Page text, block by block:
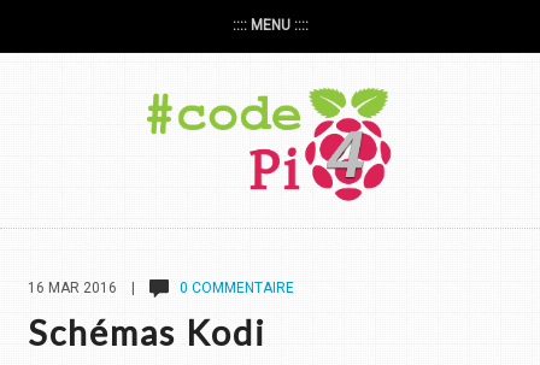
:::: MENU ::::
16 MAR 2016 | 0 COMMENTAIRE
Schémas Kodi